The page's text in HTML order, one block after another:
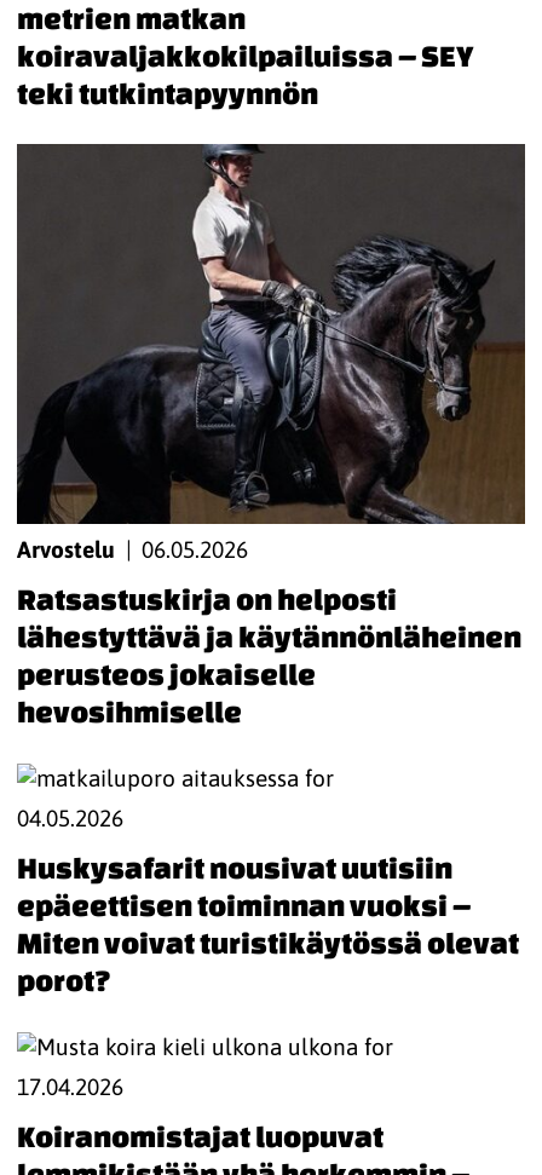
metrien matkan
koiravaljakkokilpailuissa – SEY
teki tutkintapyynnön
arvostelu | 06.05.2026
Ratsastuskirja on helposti
lähestyttävä ja käytännönläheinen
perusteos jokaiselle
hevosihmiselle
04.05.2026
Huskysafarit nousivat uutisiin
epäeettisen toiminnan vuoksi –
Miten voivat turistikäytössä olevat
porot?
17.04.2026
Koiranomistajat luopuvat